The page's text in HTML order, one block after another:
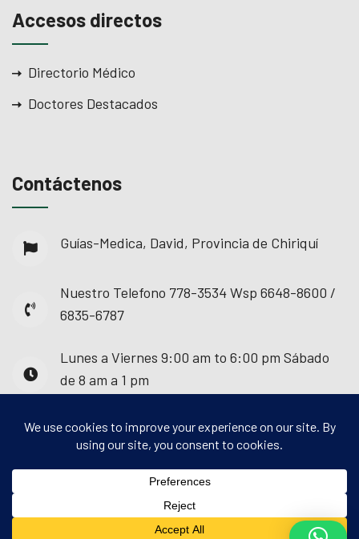
Accesos directos
Directorio Médico
Doctores Destacados
Contáctenos
Guías-Medica, David, Provincia de Chiriquí
Nuestro Telefono 778-3534 Wsp 6648-8600 /
6835-6787
Lunes a Viernes 9:00 am to 6:00 pm Sábado
de 8 am a 1 pm
© 2025 - Guías Médica. Todos los derechos
reservados.